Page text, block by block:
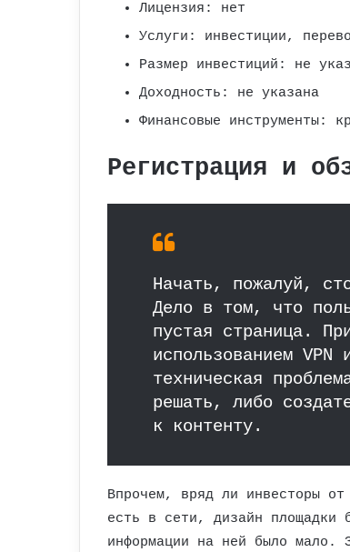
Лицензия: нет
Услуги: инвестиции,
Размер инвестиций: не
Доходность: не указана
Финансовые инструменты:
Регистрация и
Начать, пожалуй,
Дело в том, что
пустая страница.
использованием
техническая
решать, либо
к контенту.
Впрочем, вряд ли инвесторы
есть в сети, дизайн площадки
информации на ней было мало.